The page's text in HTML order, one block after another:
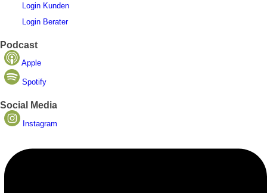
Login Kunden
Login Berater
Podcast
Apple
Spotify
Social Media
Instagram